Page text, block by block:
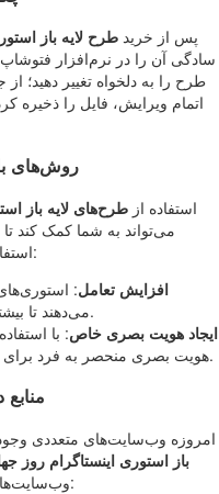
پس از خرید طرح لایه باز
سادگی آن را در نرم‌افزار فتوشاپ
طرح را به دلخواه تغییر دهید؛
اتمام ویرایش، فایل را ذخیره
روش‌های
استفاده از طرح‌های لایه باز
می‌تواند به شما کمک کند
استفاده از طرح‌های حرفه‌ای و خلاقانه، می‌توانید:
افزایش تعامل:
می‌دهند تا بیشتر با محتوای شما تعامل داشته باشند.
ایجاد هویت بصری خاص: با
هویت بصری منحصر به فرد برای برند یا صفحه شخصی خود ایجاد کنید.
امروزه وب‌سایت‌های متعددی وجود
باز استوری اینستاگرام روز
وب‌سایت‌های معروف می‌توان به موارد زیر اشاره کرد: